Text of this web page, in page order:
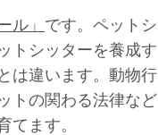
ル」 です。ペットシ
トシッターを養成す
は違います。動物行
トの関わる法律など
てます。